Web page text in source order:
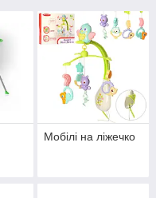
Мобілі на ліжечко